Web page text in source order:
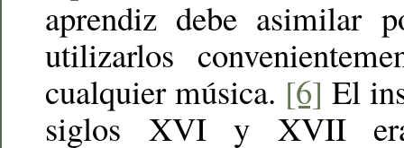
aprendiz debe asimilar
utilizarlos
cualquier música. [6] El
siglos XVI y XVII